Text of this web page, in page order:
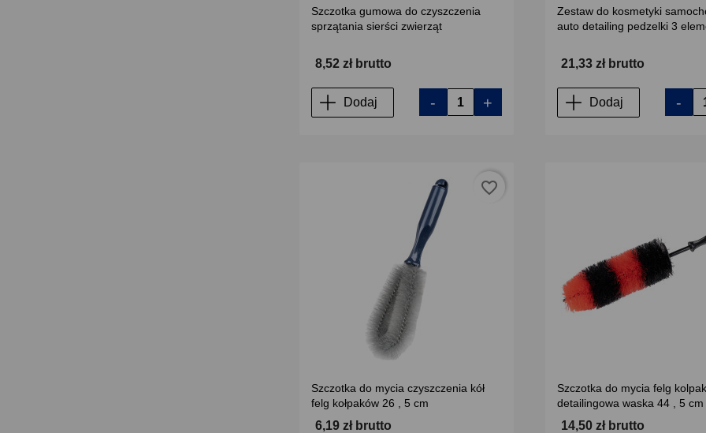
Szczotka gumowa do czyszczenia
sprzątania sierści zwierząt
8,52 zł brutto
Dodaj - +
Zestaw do kosmetyki
auto detailing pedzelki 3
21,33 zł brutto
Dodaj -
Szczotka do mycia czyszczenia kół
felg kołpaków 26 , 5 cm
6,19 zł brutto
favorite_border
Szczotka do mycia felg
detailingowa waska 44 , 5 cm
14,50 zł brutto